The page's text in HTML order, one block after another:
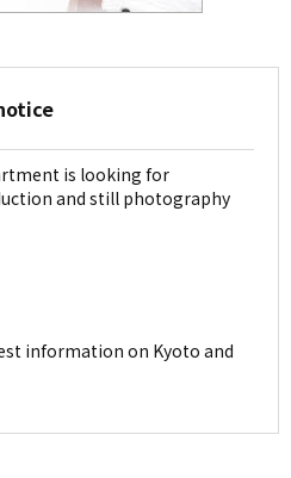
is looking for
and still photography
information on Kyoto and